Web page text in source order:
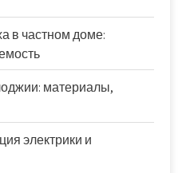
в частном доме:
материалы,
электрики и